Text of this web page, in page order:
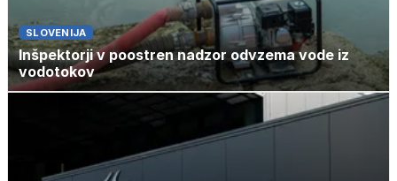
SLOVENIJA
Inšpektorji v poostren nadzor odvzema vode iz
vodotokov